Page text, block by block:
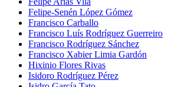
Felipe-Senén López Gómez
Francisco Carballo
Francisco Luís Rodríguez Guerreiro
Francisco Rodríguez Sánchez
Francisco Xabier Limia Gardón
Hixinio Flores Rivas
Isidoro Rodríguez Pérez